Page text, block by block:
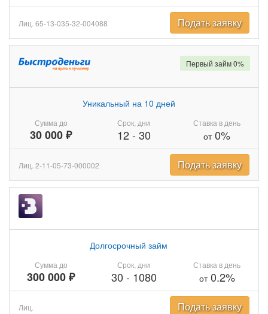
Лиц. 65-13-035-32-004088 Подать заявку
Сумма до
30 000 ₽
Уникальный на 10 дней
Срок, дни
12- 30
Ставка в день
от0%
Первый займ 0%
Лиц. 2-11-05-73-000002 Подать заявку
Сумма до
300 000 ₽
Долгосрочный займ
Срок, дни
30 - 1080
Ставка в день
от0.2%
Лиц. Подать заявку